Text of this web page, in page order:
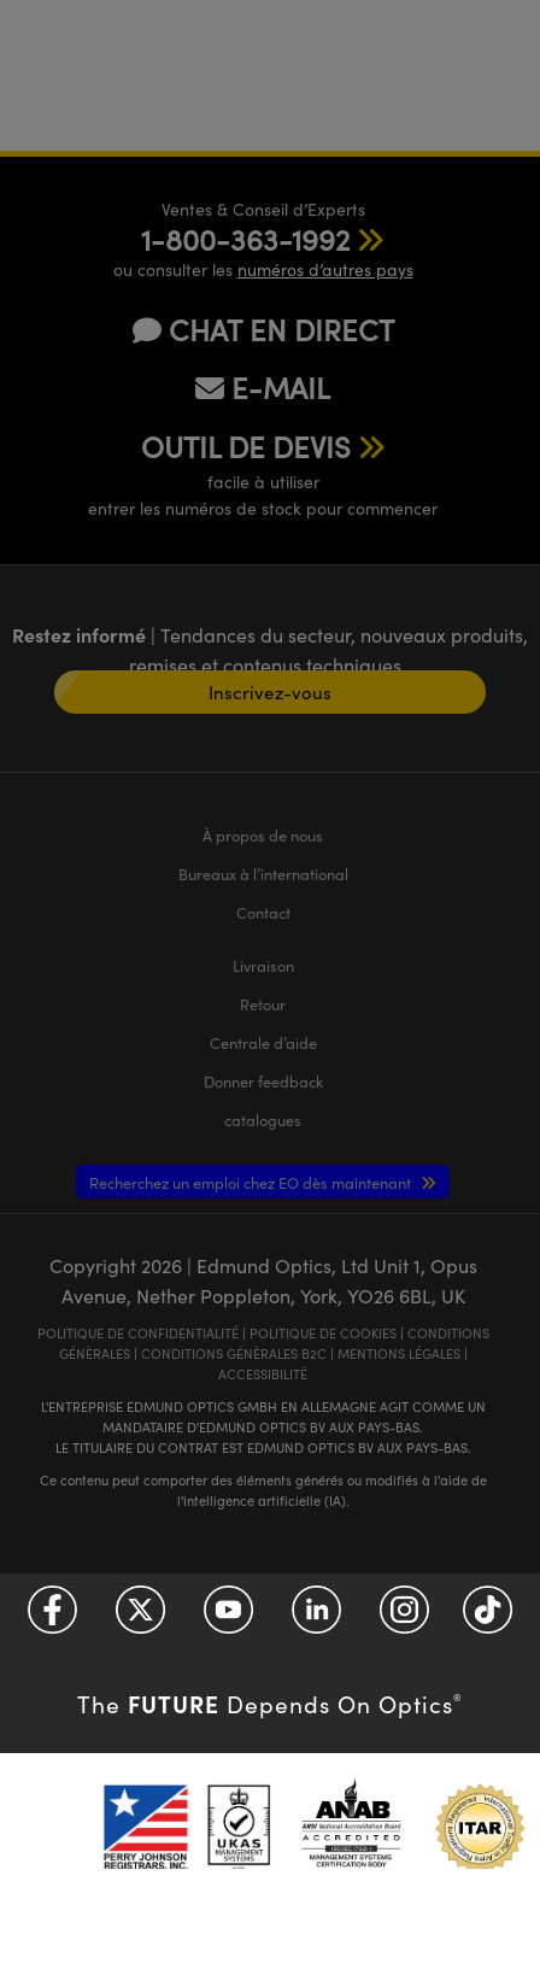
Ventes & Conseil d’Experts
1-800-363-1992
ou consulter les numéros d’autres pays
CHAT EN DIRECT
E-MAIL
OUTIL DE DEVIS
facile à utiliser
entrer les numéros de stock pour commencer
Restez informé | Tendances du secteur, nouveaux produits,
remises et contenus techniques
Inscrivez-vous
À propos de nous
Bureaux à l’international
Contact
Livraison
Retour
Centrale d’aide
Donner feedback
catalogues
Recherchez un emploi chez EO dès maintenant
Copyright 2026| Edmund Optics, Ltd Unit 1, Opus
Avenue, Nether Poppleton, York, YO26 6BL, UK
POLITIQUE DE CONFIDENTIALITÉ| POLITIQUE DE COOKIES| CONDITIONS
GÉNÈRALES| CONDITIONS GÉNÈRALES B2C | MENTIONS LÉGALES|
ACCESSIBILITÉ
L'ENTREPRISE EDMUND OPTICS GMBH EN ALLEMAGNE AGIT COMME UN
MANDATAIRE D'EDMUND OPTICS BV AUX PAYS-BAS.
LE TITULAIRE DU CONTRAT EST EDMUND OPTICS BV AUX PAYS-BAS.
Ce contenu peut comporter des éléments générés ou modifiés à l'aide de
l'intelligence artificielle (IA).
The FUTURE Depends On Optics®